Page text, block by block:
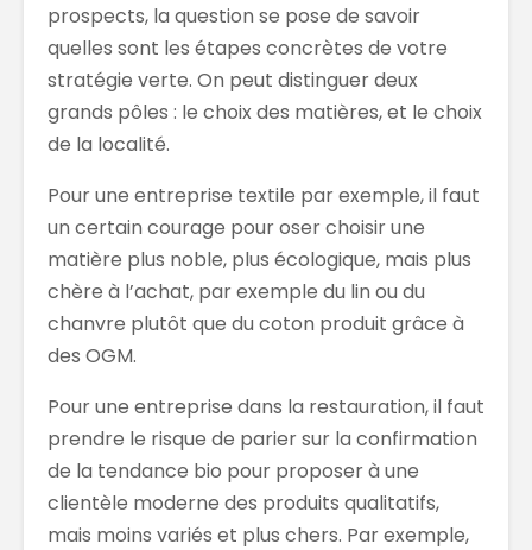
prospects, la question se pose de savoir
quelles sont les étapes concrètes de votre
stratégie verte. On peut distinguer deux
grands pôles : le choix des matières, et le choix
de la localité.
Pour une entreprise textile par exemple, il faut
un certain courage pour oser choisir une
matière plus noble, plus écologique, mais plus
chère à l’achat, par exemple du lin ou du
chanvre plutôt que du coton produit grâce à
des OGM.
Pour une entreprise dans la restauration, il faut
prendre le risque de parier sur la confirmation
de la tendance bio pour proposer à une
clientèle moderne des produits qualitatifs,
mais moins variés et plus chers. Par exemple,